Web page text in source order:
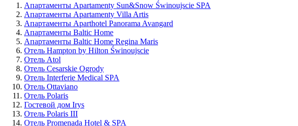
Апартаменты Apartamenty Sun&Snow Świnoujscie SPA
Апартаменты Apartamenty Villa Artis
Апартаменты Aparthotel Panorama Avangard
Апартаменты Baltic Home
Апартаменты Baltic Home Regina Maris
Отель Hampton by Hilton Świnoujscie
Отель Atol
Отель Cesarskie Ogrody
Отель Interferie Medical SPA
Отель Ottaviano
Отель Polaris
Гостевой дом Irys
Отель Polaris III
Отель Promenada Hotel & SPA